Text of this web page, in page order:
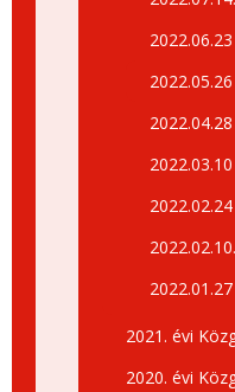
2022.06.23
2022.05.26
2022.04.28
2022.03.10
2022.02.24
2022.01.27
2021. évi
2020. évi